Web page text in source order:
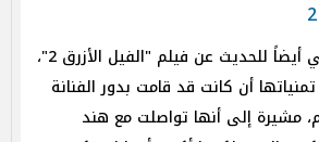
كما تطرقت منة شلبي أيضاً للحديث عن فيلم "الفيل الأزرق 2"،
أن كانت قد قامت بدور الفنانة
مشيرة إلى أنها تواصلت مع هند